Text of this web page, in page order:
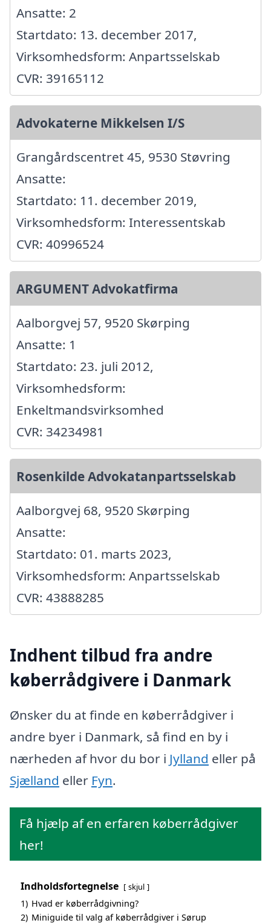
Ansatte: 2
Startdato: 13. december 2017,
Virksomhedsform: Anpartsselskab
CVR: 39165112
Advokaterne Mikkelsen I/S
Grangårdscentret 45, 9530 Støvring
Ansatte:
Startdato: 11. december 2019,
Virksomhedsform: Interessentskab
CVR: 40996524
ARGUMENT Advokatfirma
Aalborgvej 57, 9520 Skørping
Ansatte: 1
Startdato: 23. juli 2012,
Virksomhedsform:
Enkeltmandsvirksomhed
CVR: 34234981
Rosenkilde Advokatanpartsselskab
Aalborgvej 68, 9520 Skørping
Ansatte:
Startdato: 01. marts 2023,
Virksomhedsform: Anpartsselskab
CVR: 43888285
Indhent tilbud fra andre
køberrådgivere i Danmark
Ønsker du at finde en køberrådgiver i
andre byer i Danmark, så find en by i
nærheden af hvor du bor i Jylland eller på
Sjælland eller Fyn.
Få hjælp af en erfaren køberrådgiver
her!
Indholdsfortegnelse skjul
1) Hvad er køberrådgivning?
2) Miniguide til valg af køberrådgiver i Sørup